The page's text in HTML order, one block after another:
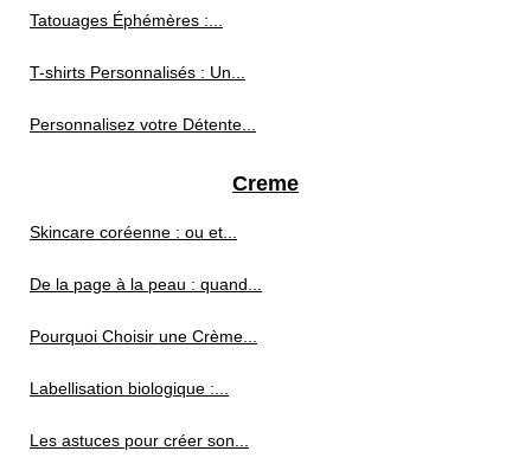
Tatouages Éphémères :...
T-shirts Personnalisés : Un...
Personnalisez votre Détente...
Creme
Skincare coréenne : ou et...
De la page à la peau : quand...
Pourquoi Choisir une Crème...
Labellisation biologique :...
Les astuces pour créer son...